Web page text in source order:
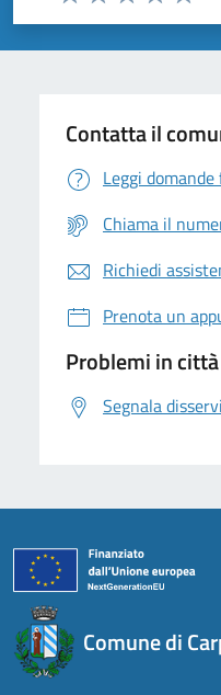
Valuta 4
Valuta 3
Valuta 2 stelle su
Valuta 1 stelle su 5
Contatta il
Leggi
Chiama il
Richiedi
Prenota un
Problemi in città
Segnala
Comune di